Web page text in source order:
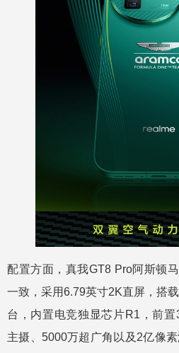
配置方面，真我GT8 Pro阿斯顿
一致，采用6.79英寸2K直屏，搭
台，内置电竞独显芯片R1，前
主摄、5000万超广角以及2亿像